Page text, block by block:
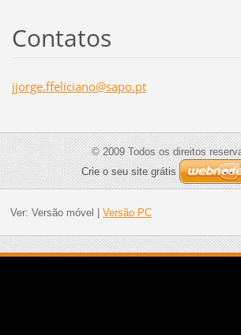
Contatos
jjorge.ffeliciano@sapo.pt
© 2009 Todos os direitos
Crie o seu site grátis
Ver: Versão móvel Versão PC